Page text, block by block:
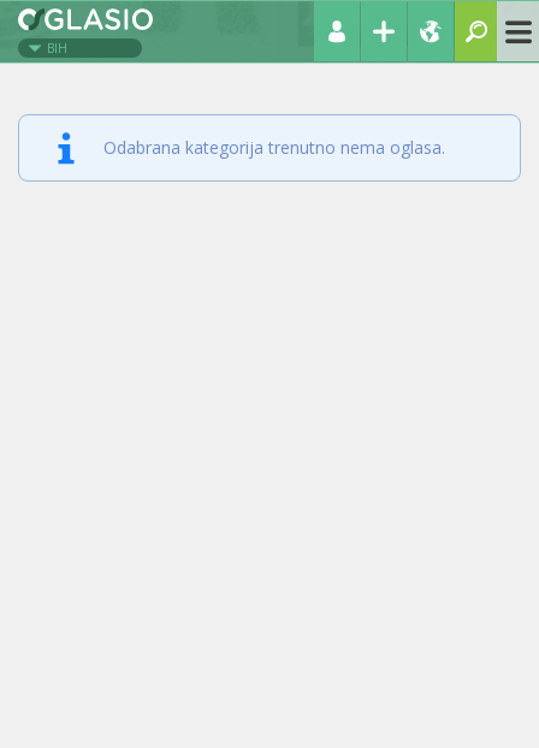
BIH
Odabrana kategorija trenutno nema oglasa.